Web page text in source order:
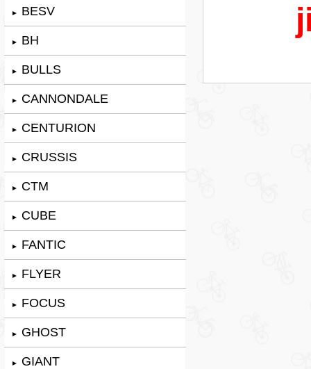
► BESV
► BH
► BULLS
► CANNONDALE
► CENTURION
► CRUSSIS
► CTM
► CUBE
► FANTIC
► FLYER
► FOCUS
► GHOST
► GIANT